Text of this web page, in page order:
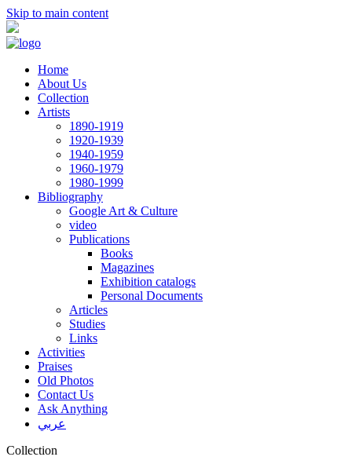
Skip to main content
Home
About Us
Collection
Artists
1890-1919
1920-1939
1940-1959
1960-1979
1980-1999
Bibliography
Google Art & Culture
video
Publications
Books
Magazines
Exhibition catalogs
Personal Documents
Articles
Studies
Links
Activities
Praises
Old Photos
Contact Us
Ask Anything
عربي
Collection